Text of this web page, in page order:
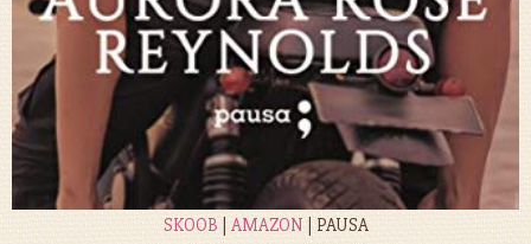
SKOOB |AMAZON| PAUSA